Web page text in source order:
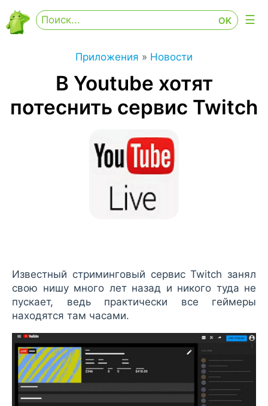
Приложения » Новости
В Youtube хотят
потеснить сервис Twitch
Известный стриминговый сервис Twitch занял
свою нишу много лет назад и никого туда не
пускает, ведь практически все геймеры
находятся там часами.